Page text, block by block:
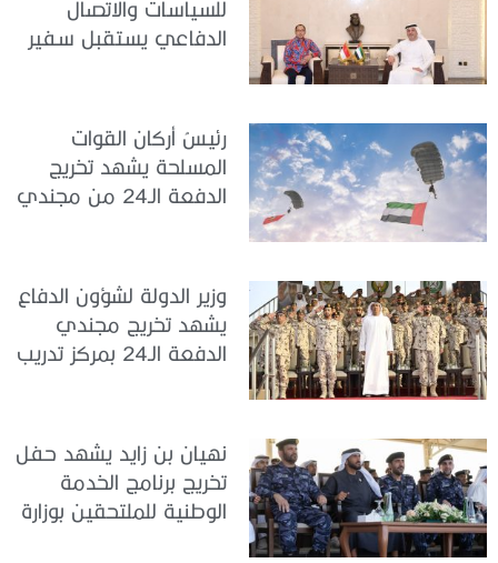
للسياسات والاتصال
الدفاعي يستقبل سفير
رئيسُ أركان القوات
المسلحة يشهد تخريج
الدفعة الـ24 من مجندي
وزير الدولة لشؤون الدفاع
يشهد تخريج مجندي
الدفعة الـ24 بمركز تدريب
نهيان بن زايد يشهد حفل
تخريج برنامج الخدمة
الوطنية للملتحقين بوزارة